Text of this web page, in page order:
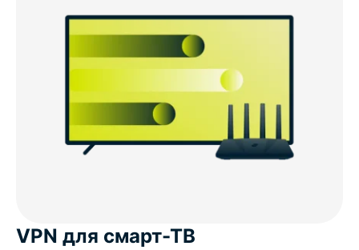
VPN для смарт-ТВ